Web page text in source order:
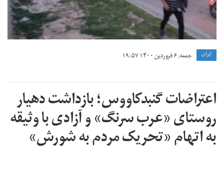
ايران جمعه, ۶ فروردین ۱۴۰۰ ۱۹:۵۷
اعتراضات گنبدکاووس؛ بازداشت دهیار
روستای «عرب سرنگ» و آزادی با وثیقه
به اتهام «تحریک مردم به شورش»